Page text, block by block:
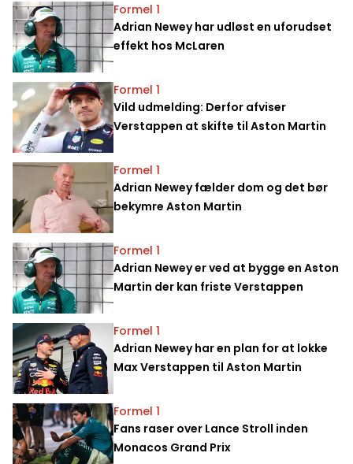
Formel 1
Adrian Newey har udløst en uforudset
effekt hos McLaren
Formel 1
Vild udmelding: Derfor afviser
Verstappen at skifte til Aston Martin
Formel 1
Adrian Newey fælder dom og det bør
bekymre Aston Martin
Formel 1
Adrian Newey er ved at bygge en Aston
Martin der kan friste Verstappen
Formel 1
Adrian Newey har en plan for at lokke
Max Verstappen til Aston Martin
Formel 1
Fans raser over Lance Stroll inden
Monacos Grand Prix